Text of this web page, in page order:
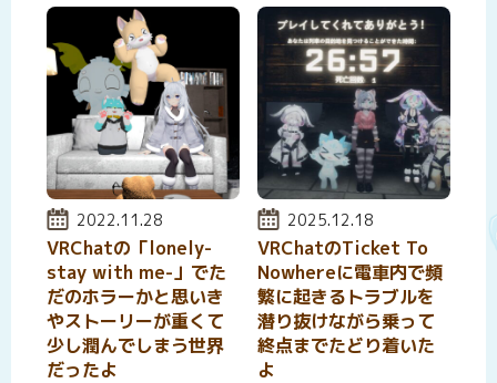
投稿日:
2022.11.28
VRChatの「lonely-
stay with me-」でた
だのホラーかと思いき
やストーリーが重くて
少し潤んでしまう世界
だったよ
投稿日:
2025.12.18
VRChatのTicket To
Nowhereに電車内で頻
繁に起きるトラブルを
潜り抜けながら乗って
終点までたどり着いた
よ